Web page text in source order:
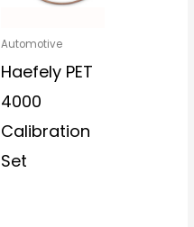
Automotive
Haefely PET
4000
Calibration
Set